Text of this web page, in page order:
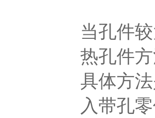
当孔件
热孔件
具体方
入带孔